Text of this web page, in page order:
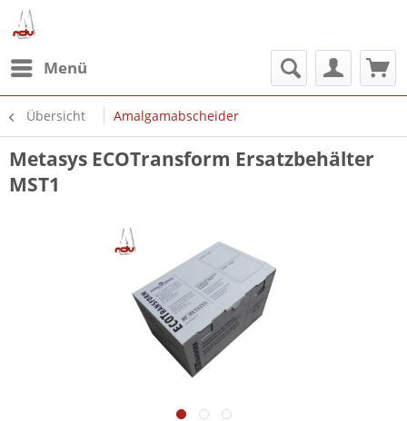
Menü
Übersicht Amalgamabscheider
Metasys ECOTransform Ersatzbehälter
MST1